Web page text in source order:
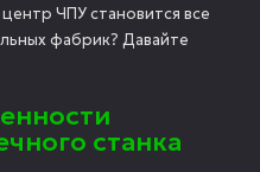
ЧПУ становится все
фабрик? Давайте
станка